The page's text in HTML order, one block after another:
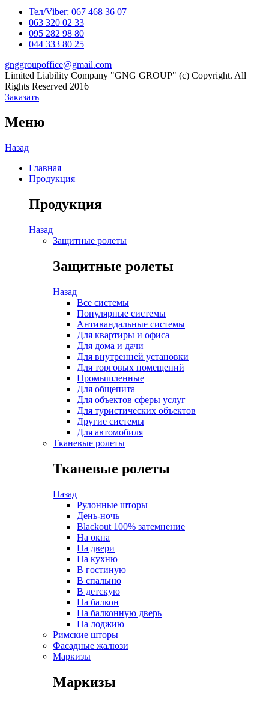
YouTube
Channel
Тел/Viber: 067 468 36 07
063 320 02 33
095 282 98 80
044 333 80 25
gnggroupoffice@gmail.com
Limited Liability Company "GNG GROUP" (c) Copyright. All
Rights Reserved 2016
Заказать
Меню
Назад
Главная
Продукция
Продукция
Назад
Защитные ролеты
Защитные ролеты
Назад
Все системы
Популярные системы
Антивандальные системы
Для квартиры и офиса
Для дома и дачи
Для внутренней установки
Для торговых помещений
Промышленные
Для общепита
Для объектов сферы услуг
Для туристических объектов
Другие системы
Для автомобиля
Тканевые ролеты
Тканевые ролеты
Назад
Рулонные шторы
День-ночь
Blackout 100% затемнение
На окна
На двери
На кухню
В гостиную
В спальню
В детскую
На балкон
На балконную дверь
На лоджию
Римские шторы
Фасадные жалюзи
Маркизы
Маркизы